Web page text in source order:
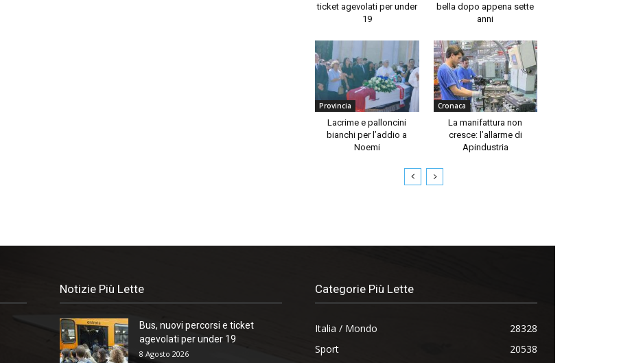
ticket agevolati per under
19
bella dopo appena sette
anni
Provincia
Lacrime e palloncini
bianchi per l’addio a
Noemi
Cronaca
La manifattura non
cresce: l’allarme di
Apindustria
Notizie Più Lette
Bus, nuovi percorsi e ticket
agevolati per under 19
8 Agosto 2026
Categorie Più Lette
Italia / Mondo
28328
Sport
20538